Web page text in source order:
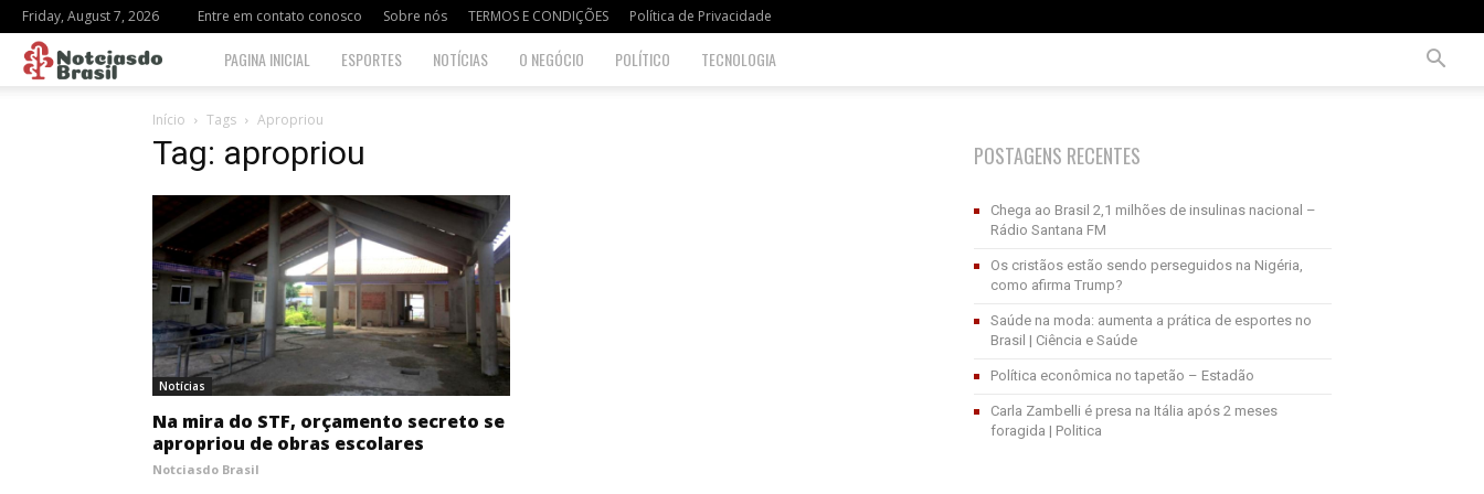
Friday, August 7, 2026 Entre em contato conosco Sobre nós TERMOS E CONDIÇÕES Política de Privacidade
Notciasdo
Brasil
PAGINA INICIAL ESPORTES NOTÍCIAS O NEGÓCIO POLÍTICO TECNOLOGIA
Início Tags Apropriou
Tag: apropriou
Notícias
Na mira do STF, orçamento secreto se
apropriou de obras escolares
Notciasdo Brasil
POSTAGENS RECENTES
Chega ao Brasil 2,1 milhões de insulinas nacional –
Rádio Santana FM
Os cristãos estão sendo perseguidos na Nigéria,
como afirma Trump?
Saúde na moda: aumenta a prática de esportes no
Brasil | Ciência e Saúde
Política econômica no tapetão – Estadão
Carla Zambelli é presa na Itália após 2 meses
foragida | Politica